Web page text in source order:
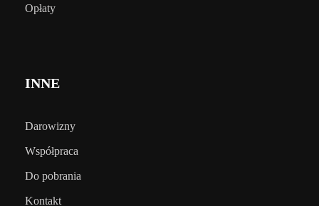
Opłaty
INNE
Darowizny
Współpraca
Do pobrania
Kontakt